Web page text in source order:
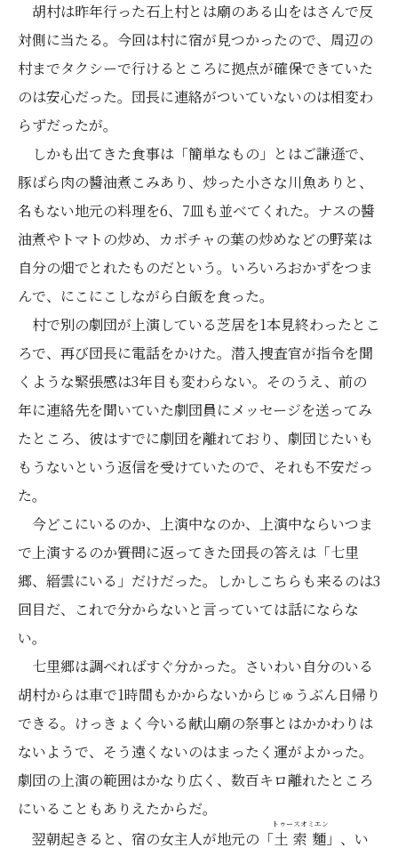
胡村は昨年行った石上村とは廟のある山をはさんで反
対側に当たる。今回は村に宿が見つかったので、周辺の
村までタクシーで行けるところに拠点が確保できていた
のは安心だった。団長に連絡がついていないのは相変わ
らずだったが。
しかも出てきた食事は「簡単なもの」とはご謙遜で、
豚ばら肉の醬油煮こみあり、炒った小さな川魚ありと、
名もない地元の料理を6、7皿も並べてくれた。ナスの醬
油煮やトマトの炒め、カボチャの葉の炒めなどの野菜は
自分の畑でとれたものだという。いろいろおかずをつま
んで、にこにこしながら白飯を食った。
村で別の劇団が上演している芝居を1本見終わったとこ
ろで、再び団長に電話をかけた。潜入捜査官が指令を聞
くような緊張感は3年目も変わらない。そのうえ、前の
年に連絡先を聞いていた劇団員にメッセージを送ってみ
たところ、彼はすでに劇団を離れており、劇団じたいも
もうないという返信を受けていたので、それも不安だっ
た。
今どこにいるのか、上演中なのか、上演中ならいつま
で上演するのか――質問に返ってきた団長の答えは「七里
郷、縉雲にいる」だけだった。しかしこちらも来るのは3
回目だ、これで分からないと言っていては話にならな
い。
七里郷は調べればすぐ分かった。さいわい自分のいる
胡村からは車で1時間もかからないからじゅうぶん日帰り
できる。けっきょく今いる献山廟の祭事とはかかわりは
ないようで、そう遠くないのはまったく運がよかった。
劇団の上演の範囲はかなり広く、数百キロ離れたところ
にいることもありえたからだ。
翌朝起きると、宿の女主人が地元の「土索麵
トゥースオミエン
」、い